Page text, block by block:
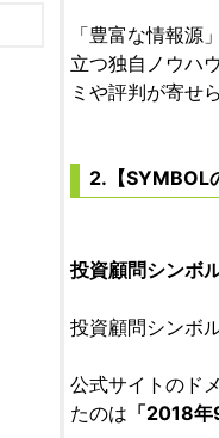
「豊富な情報
立つ独自ノウハ
ミや評判が寄せ
2.【SYMBOL
投資顧問シンボ
投資顧問シンボ
公式サイトのド
たのは 「2018